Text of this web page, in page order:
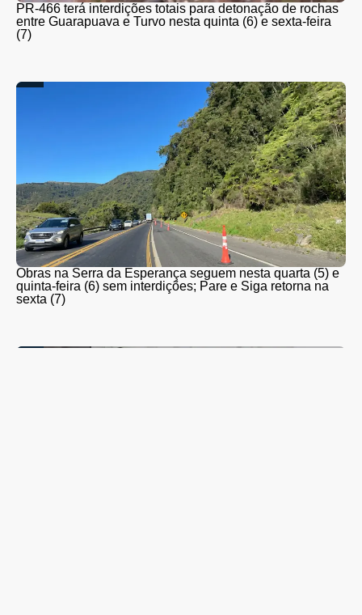
PR-466 terá interdições totais para detonação de rochas
entre Guarapuava e Turvo nesta quinta (6) e sexta-feira
(7)
Obras na Serra da Esperança seguem nesta quarta (5) e
quinta-feira (6) sem interdições; Pare e Siga retorna na
sexta (7)